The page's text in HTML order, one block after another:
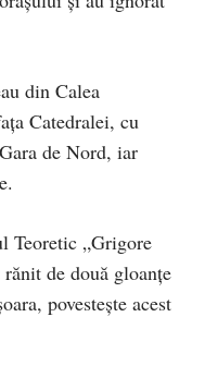
din Calea
Catedralei, cu
de Nord, iar
Teoretic „Grigore
de două gloanţe
povestește acest